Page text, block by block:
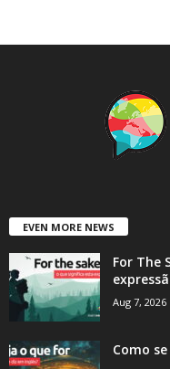
EVEN MORE NEWS
For The
Aug 7, 2026
Como